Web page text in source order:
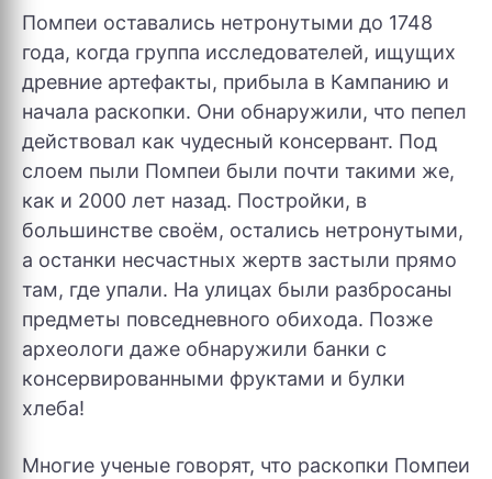
Помпеи оставались нетронутыми до 1748
года, когда группа исследователей, ищущих
древние артефакты, прибыла в Кампанию и
начала раскопки. Они обнаружили, что пепел
действовал как чудесный консервант. Под
слоем пыли Помпеи были почти такими же,
как и 2000 лет назад. Постройки, в
большинстве своём, остались нетронутыми,
а останки несчастных жертв застыли прямо
там, где упали. На улицах были разбросаны
предметы повседневного обихода. Позже
археологи даже обнаружили банки с
консервированными фруктами и булки
хлеба!
Многие ученые говорят, что раскопки Помпеи